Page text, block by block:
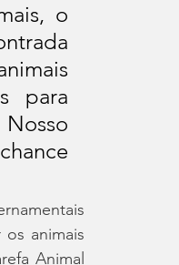
o
para
animais
Animal